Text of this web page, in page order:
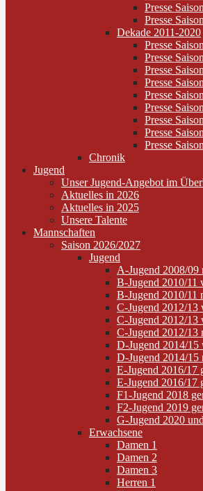
Presse
Presse
Dekade 2011-2020
Presse
Presse
Presse
Presse
Presse
Presse
Presse
Presse
Presse
Chronik
Jugend
Unser Jugend-Angebot im
Aktuelles in 2026
Aktuelles in 2025
Unsere Talente
Mannschaften
Saison 2026/2027
Jugend
A-Jugend 2008/09
B-Jugend 2010/11
B-Jugend 2010/11
C-Jugend 2012/13
C-Jugend 2012/13
C-Jugend 2012/13
D-Jugend 2014/15
D-Jugend 2014/15
E-Jugend 2016/17
E-Jugend 2016/17
F1-Jugend 2018
F2-Jugend 2019
G-Jugend 2020
Erwachsene
Damen 1
Damen 2
Damen 3
Herren 1